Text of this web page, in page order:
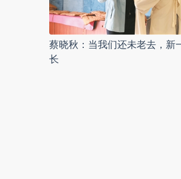
蔡晓秋：当我们还未老去，新
长